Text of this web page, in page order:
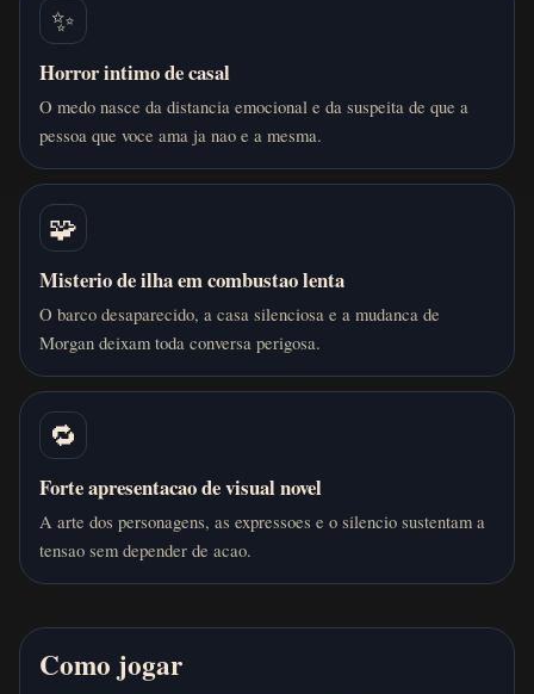
✨
Horror intimo de casal
O medo nasce da distancia emocional e da suspeita de que a
pessoa que voce ama ja nao e a mesma.
🧩
Misterio de ilha em combustao lenta
O barco desaparecido, a casa silenciosa e a mudanca de
Morgan deixam toda conversa perigosa.
🔁
Forte apresentacao de visual novel
A arte dos personagens, as expressoes e o silencio sustentam a
tensao sem depender de acao.
Como jogar